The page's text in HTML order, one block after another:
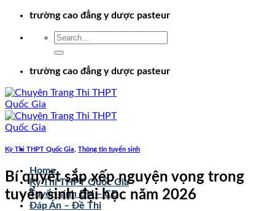
Chuyểntrường cao đẳng y dược pasteur
trường cao đẳng y dược pasteur
Home
Kỳ Thi THPT Quốc Gia
Tuyển sinh ĐH – CĐ
Đáp Án – Đề Thi
Kỳ Thi THPT Quốc Gia Thông tin tuyển sinh
Bí quyết sắp xếp nguyện vọng trong
tuyển sinh đại học năm 2026